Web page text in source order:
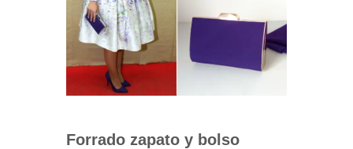
Forrado zapato y bolso